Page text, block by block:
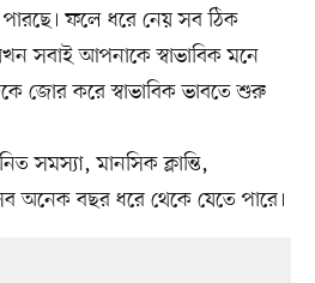
ফলে ধরে নেয় সব ঠিক
সবাই আপনাকে স্বাভাবিক মনে
জোর করে স্বাভাবিক ভাবতে শুরু
সমস্যা, মানসিক ক্লান্তি,
অনেক বছর ধরে থেকে যেতে পারে।